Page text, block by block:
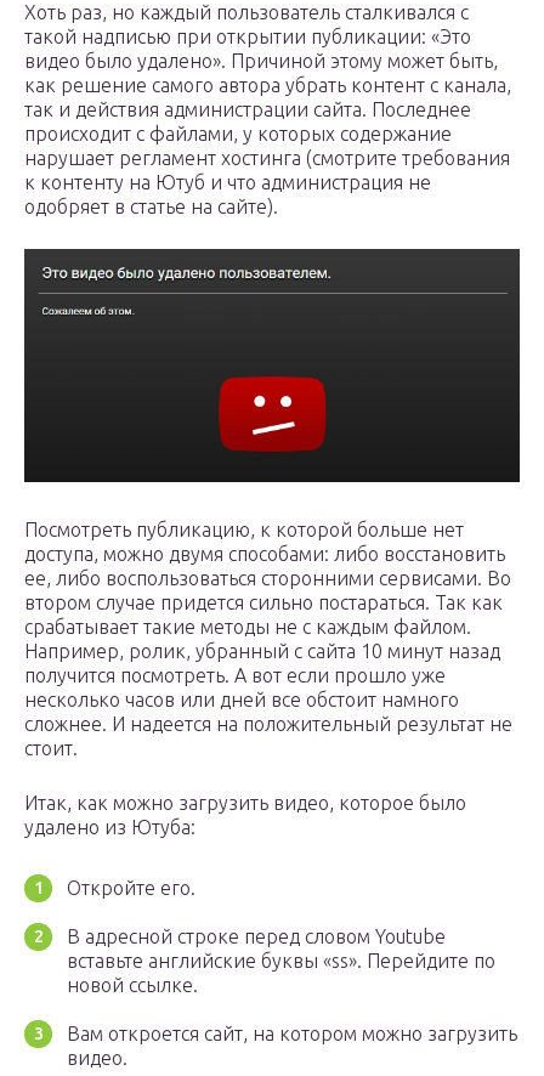
Хоть раз, но каждый пользователь сталкивался с
такой надписью при открытии публикации: «Это
видео было удалено». Причиной этому может быть,
как решение самого автора убрать контент с канала,
так и действия администрации сайта. Последнее
происходит с файлами, у которых содержание
нарушает регламент хостинга (смотрите требования
к контенту на Ютуб и что администрация не
одобряет в статье на сайте).
Посмотреть публикацию, к которой больше нет
доступа, можно двумя способами: либо восстановить
ее, либо воспользоваться сторонними сервисами. Во
втором случае придется сильно постараться. Так как
срабатывает такие методы не с каждым файлом.
Например, ролик, убранный с сайта 10 минут назад
получится посмотреть. А вот если прошло уже
несколько часов или дней все обстоит намного
сложнее. И надеется на положительный результат не
стоит.
Итак, как можно загрузить видео, которое было
удалено из Ютуба:
Откройте его.
В адресной строке перед словом Youtube
вставьте английские буквы «ss». Перейдите по
новой ссылке.
Вам откроется сайт, на котором можно загрузить
видео.